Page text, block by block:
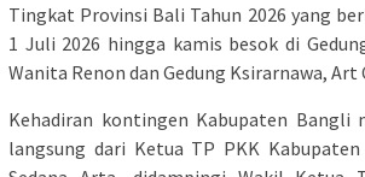
Tingkat Provinsi Bali Tahun 2026 yang
1 Juli 2026 hingga kamis besok di
Wanita Renon dan Gedung Ksirarnawa, Art
Kehadiran kontingen Kabupaten Bangli
langsung dari Ketua TP PKK Kabupaten